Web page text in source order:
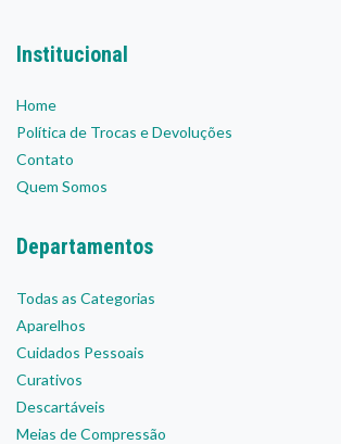
Institucional
Home
Política de Trocas e Devoluções
Contato
Quem Somos
Departamentos
Todas as Categorias
Aparelhos
Cuidados Pessoais
Curativos
Descartáveis
Meias de Compressão